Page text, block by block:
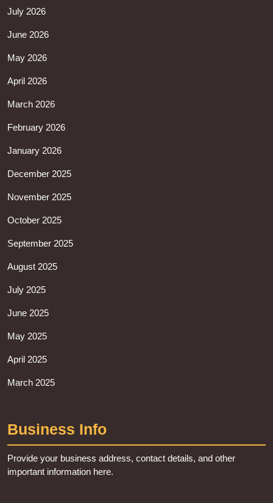
July 2026
June 2026
May 2026
April 2026
March 2026
February 2026
January 2026
December 2025
November 2025
October 2025
September 2025
August 2025
July 2025
June 2025
May 2025
April 2025
March 2025
Business Info
Provide your business address, contact details, and other
important information here.